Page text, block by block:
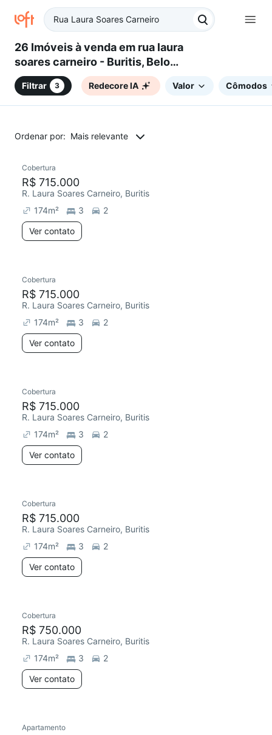
26 Imóveis à venda em rua laura
soares carneiro - Buritis, Belo
Horizonte, MG
Filtrar 3 Redecore IA Valor Cômodos
Ordenar por: Mais relevante
Redecorar
Cobertura
R$ 715.000
R. Laura Soares Carneiro, Buritis
174m² 3
2
Ver contato
Redecorar
Cobertura
R$ 715.000
R. Laura Soares Carneiro, Buritis
174m² 3
2
Ver contato
Redecorar
Cobertura
R$ 715.000
R. Laura Soares Carneiro, Buritis
174m² 3
2
Ver contato
Redecorar
Cobertura
R$ 715.000
R. Laura Soares Carneiro, Buritis
174m² 3
2
Ver contato
Cobertura
R$ 750.000
R. Laura Soares Carneiro, Buritis
174m² 3
2
Ver contato
Redecorar
Apartamento